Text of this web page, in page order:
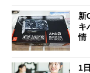
新
キ
情
1